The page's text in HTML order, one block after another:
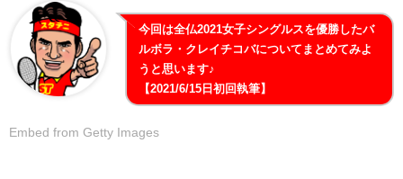
今回は全仏2021女子シングルスを優勝したバ
ルボラ・クレイチコバについてまとめてみよ
うと思います♪
【2021/6/15日初回執筆】
Embed from Getty Images